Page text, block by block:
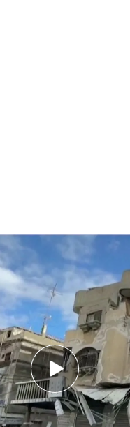
conversaciones para una tregua
a comida ni
terribles
hospitales se
alimentos. Uno de
que no tenían
más pequeños
que empeora si
por los